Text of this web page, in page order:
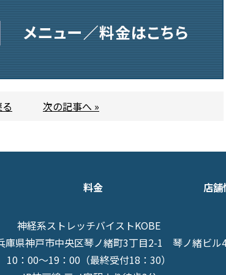
次の記事へ »
料金 店舗
神経系ストレッチバイストKOBE
庫県神戸市中央区琴ノ緒町3丁目2-1 琴ノ緒ビル
10：00～19：00（最終受付18：30）